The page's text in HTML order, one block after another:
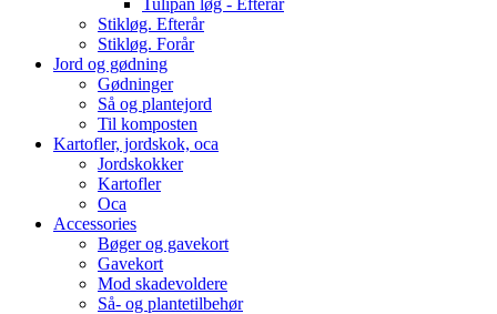
Tulipan løg - Efterår
Stikløg. Efterår
Stikløg. Forår
Jord og gødning
Gødninger
Så og plantejord
Til komposten
Kartofler, jordskok, oca
Jordskokker
Kartofler
Oca
Accessories
Bøger og gavekort
Gavekort
Mod skadevoldere
Så- og plantetilbehør